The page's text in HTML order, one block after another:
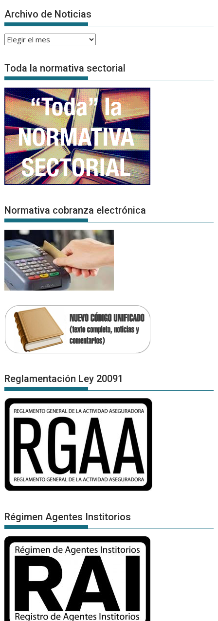
Archivo de Noticias
Archivo
Noticias
Toda la normativa sectorial
Normativa cobranza electrónica
Reglamentación Ley 20091
Régimen Agentes Institorios